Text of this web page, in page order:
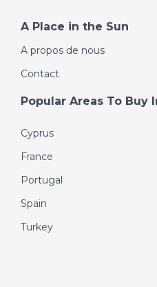
A Place in the Sun
A propos de nous
Contact
Popular Areas To Buy
Cyprus
France
Portugal
Spain
Turkey